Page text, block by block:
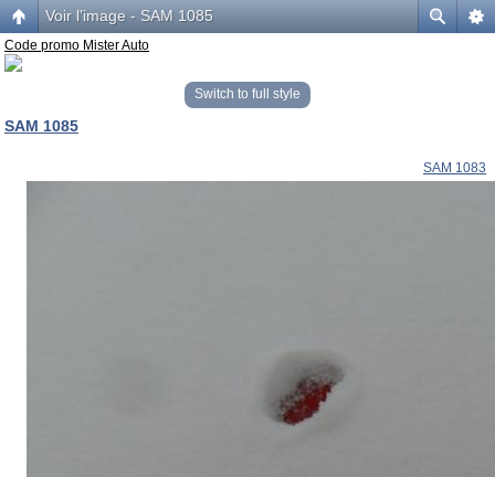
Voir l’image - SAM 1085
Code promo Mister Auto
Switch to full style
SAM 1085
SAM 1083